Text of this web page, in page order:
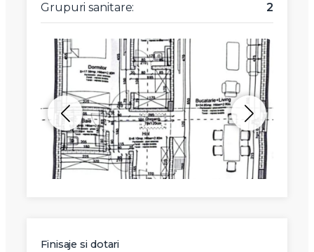
Grupuri sanitare: 2
Finisaje si dotari